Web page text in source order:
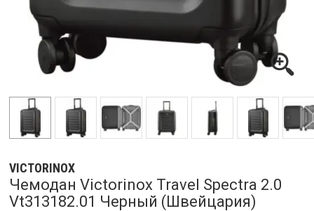
VICTORINOX
Чемодан Victorinox Travel Spectra 2.0
Vt313182.01 Черный (Швейцария)